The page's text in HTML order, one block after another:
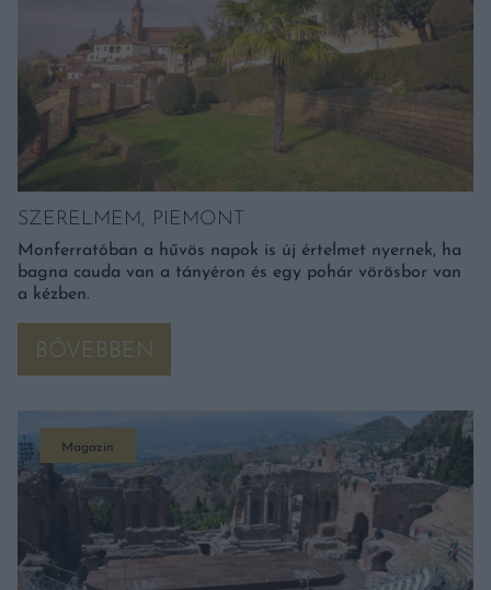
SZERELMEM, PIEMONT
Monferratóban a hűvös napok is új értelmet nyernek, ha
bagna cauda van a tányéron és egy pohár vörösbor van
a kézben.
BŐVEBBEN
Magazin